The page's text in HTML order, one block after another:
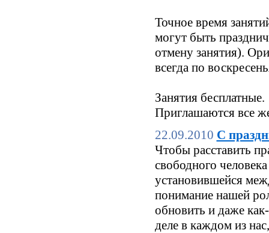
Точное время
могут быть
отмену занятия).
всегда по
Занятия бесплатные.
Приглашаются все
22.09.2010 С
Чтобы расставить
свободного
установившейся
понимание нашей
обновить и даже
деле в каждом из